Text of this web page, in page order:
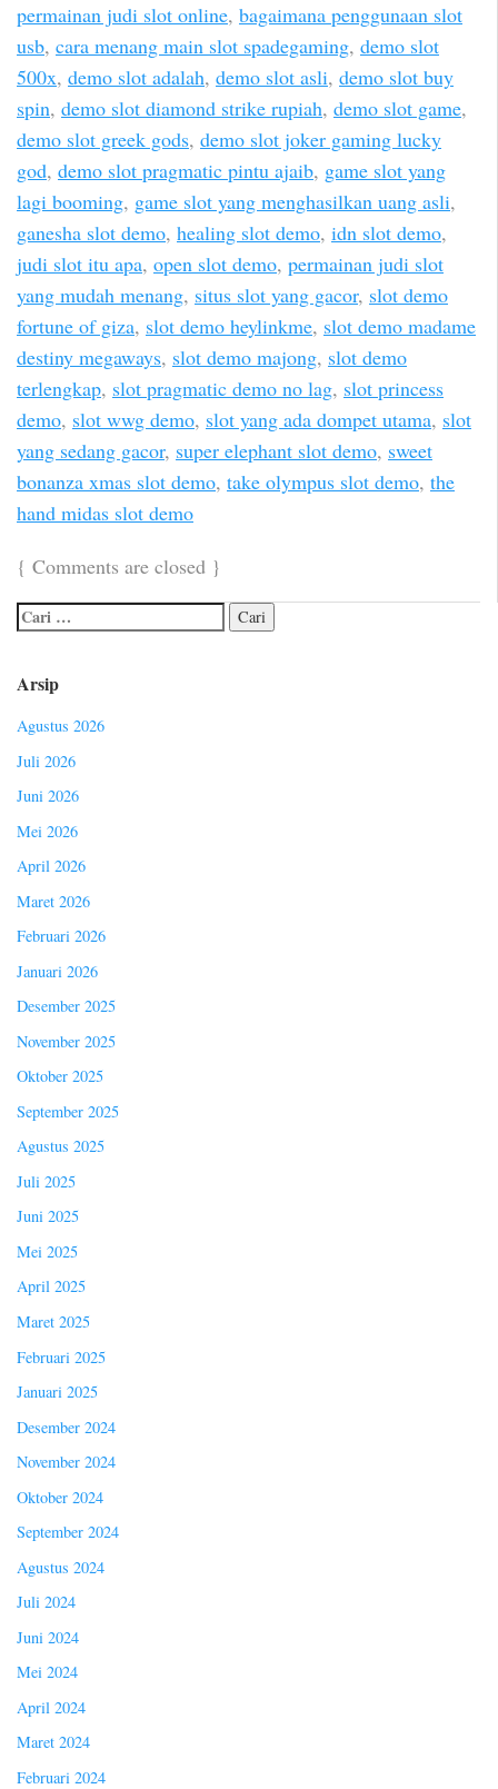
permainan judi slot online, bagaimana penggunaan slot
usb, cara menang main slot spadegaming, demo slot
500x, demo slot adalah, demo slot asli, demo slot buy
spin, demo slot diamond strike rupiah, demo slot game,
demo slot greek gods, demo slot joker gaming lucky
god, demo slot pragmatic pintu ajaib, game slot yang
lagi booming, game slot yang menghasilkan uang asli,
ganesha slot demo, healing slot demo, idn slot demo,
judi slot itu apa, open slot demo, permainan judi slot
yang mudah menang, situs slot yang gacor, slot demo
fortune of giza, slot demo heylinkme, slot demo madame
destiny megaways, slot demo majong, slot demo
terlengkap, slot pragmatic demo no lag, slot princess
demo, slot wwg demo, slot yang ada dompet utama, slot
yang sedang gacor, super elephant slot demo, sweet
bonanza xmas slot demo, take olympus slot demo, the
hand midas slot demo
{ Comments are closed }
Arsip
Agustus 2026
Juli 2026
Juni 2026
Mei 2026
April 2026
Maret 2026
Februari 2026
Januari 2026
Desember 2025
November 2025
Oktober 2025
September 2025
Agustus 2025
Juli 2025
Juni 2025
Mei 2025
April 2025
Maret 2025
Februari 2025
Januari 2025
Desember 2024
November 2024
Oktober 2024
September 2024
Agustus 2024
Juli 2024
Juni 2024
Mei 2024
April 2024
Maret 2024
Februari 2024